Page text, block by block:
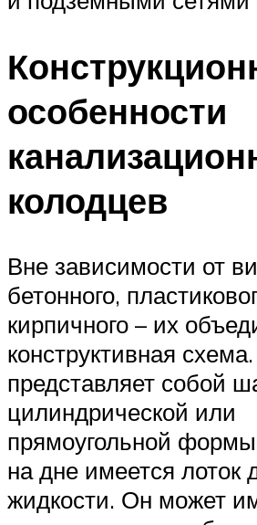
особенности
колодцев
Вне зависимости от
бетонного,
кирпичного – их
конструктивная
представляет собой
цилиндрической или
прямоугольной
на дне имеется лоток
жидкости. Он может